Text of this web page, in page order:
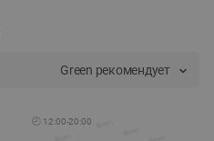
Green рекомендует
🕘 12:00-20:00